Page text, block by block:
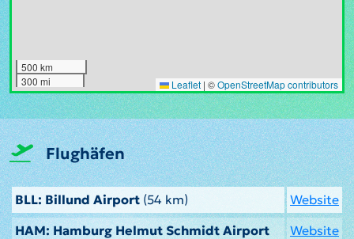
500 km
300 mi
Leaflet | ©OpenStreetMap contributors
Flughäfen
BLL: Billund Airport (54 km)
Website
HAM: Hamburg Helmut Schmidt Airport
Website